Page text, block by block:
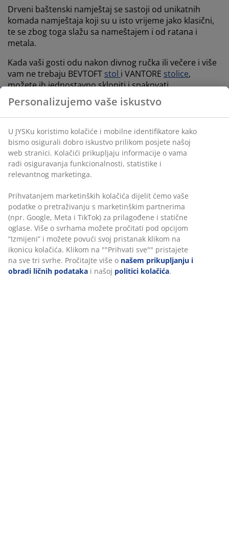
Drveni baštenski namještaj se sastoji od unikatnih
komada namještaja koji su u isto vrijeme jako klasični,
te se zbog toga slažu sa nameštajem i od ratana i
metala.
Kada vaši gosti odu nakon divnog ručka ili večere i više
vam ne trebaju BEVTOFT stol i VANTORE stolice,
možete ih jednostavno sklopiti i spakovati.
Ako vam je potrebno dodatnog mjesta za sjedenje, kao
i mjesto za odlaganje, zašto ne spojiti sve u jedno sa
Personalizujemo vaše iskustvo
U JYSKu koristimo kolačiće i mobilne identifikatore kako
bismo osigurali dobro iskustvo prilikom posjete našoj
web stranici. Kolačići prikupljaju informacije o vama
radi osiguravanja funkcionalnosti, statistike i
relevantnog marketinga.
Prihvatanjem marketinških kolačića dijelit ćemo vaše
podatke o pretraživanju s marketinškim partnerima
(npr. Google, Meta i TikTok) za prilagođene i statične
oglase. Više o svrhama možete pročitati pod opcijom
“Izmijeni” i možete povući svoj pristanak klikom na
ikonicu kolačića. Klikom na ""Prihvati sve"" pristajete
na sve tri svrhe. Pročitajte više o našem prikupljanju i
obradi ličnih podataka i našoj politici kolačića.